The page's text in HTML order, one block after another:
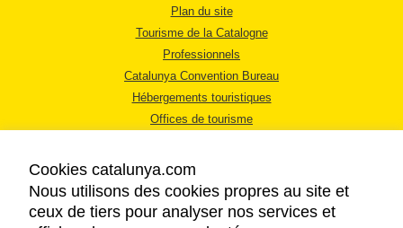
Plan du site
Tourisme de la Catalogne
Professionnels
Catalunya Convention Bureau
Hébergements touristiques
Offices de tourisme
Cookies catalunya.com
Nous utilisons des cookies propres au site et
ceux de tiers pour analyser nos services et